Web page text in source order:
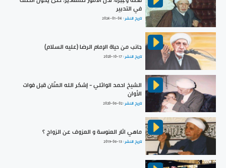
في التدبير
تاريخ النشر : 2024-01-04
جانب من حياة الإمام الرضا (عليه السلام)
تاريخ النشر :2020-10-17
الشيخ احمد الوائلي - إشكر الله المنّان قبل فوات
الأوان
تاريخ النشر :2020-06-02
ماهي اثار العنوسة و العزوف عن الزواج ؟
تاريخ النشر :2019-06-13